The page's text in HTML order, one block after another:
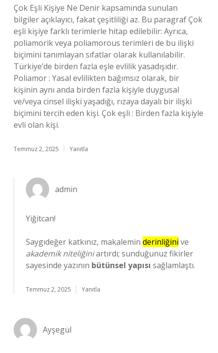
Çok Eşli Kişiye Ne Denir kapsamında sunulan
bilgiler açıklayıcı, fakat çeşitliliği az. Bu paragraf Çok
eşli kişiye farklı terimlerle hitap edilebilir: Ayrıca,
poliamorik veya poliamorous terimleri de bu ilişki
biçimini tanımlayan sıfatlar olarak kullanılabilir.
Türkiye’de birden fazla eşle evlilik yasadışıdır.
Poliamor : Yasal evlilikten bağımsız olarak, bir
kişinin aynı anda birden fazla kişiyle duygusal
ve/veya cinsel ilişki yaşadığı, rızaya dayalı bir ilişki
biçimini tercih eden kişi. Çok eşli : Birden fazla kişiyle
evli olan kişi.
Temmuz 2, 2025 Yanıtla
admin
Yiğitcan!
Saygıdeğer katkınız, makalemin derinliğini ve
akademik niteliğiniartırdı; sunduğunuz fikirler
sayesinde yazının bütünsel yapısı sağlamlaştı.
Temmuz 2, 2025 Yanıtla
Ayşegül